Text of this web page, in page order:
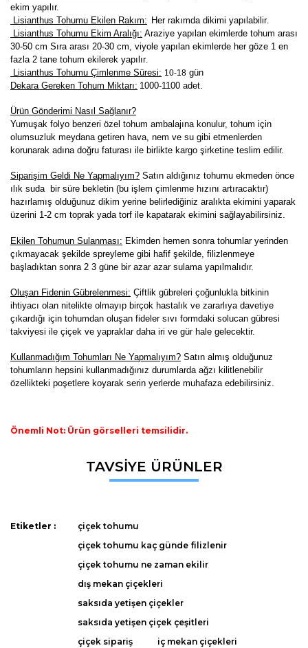
ekim yapılır.
Lisianthus Tohumu Ekilen Rakım: Her rakımda dikimi yapılabilir.
Lisianthus Tohumu Ekim Aralığı: Araziye yapılan ekimlerde tohum arası
30-50 cm Sıra arası 20-30 cm, viyole yapılan ekimlerde her göze 1 en
fazla 2 tane tohum ekilerek yapılır.
Lisianthus Tohumu Çimlenme Süresi: 10-18 gün
Dekara Gereken Tohum Miktarı: 1000-1100 adet.
Ürün Gönderimi Nasıl Sağlanır?
Yumuşak folyo benzeri özel tohum ambalajına konulur, tohum için
olumsuzluk meydana getiren hava, nem ve su gibi etmenlerden
korunarak adına doğru faturası ile birlikte kargo şirketine teslim edilir.
Siparişim Geldi Ne Yapmalıyım? Satın aldığınız tohumu ekmeden önce
ılık suda bir süre bekletin (bu işlem çimlenme hızını artıracaktır)
hazırlamış olduğunuz dikim yerine belirlediğiniz aralıkta ekimini yaparak
üzerini 1-2 cm toprak yada torf ile kapatarak ekimini sağlayabilirsiniz.
Ekilen Tohumun Sulanması: Ekimden hemen sonra tohumlar yerinden
çıkmayacak şekilde spreyleme gibi hafif şekilde, filizlenmeye
başladıktan sonra 2 3 güne bir azar azar sulama yapılmalıdır.
Oluşan Fidenin Gübrelenmesi: Çiftlik gübreleri çoğunlukla bitkinin
ihtiyacı olan nitelikte olmayıp birçok hastalık ve zararlıya davetiye
çıkardığı için tohumdan oluşan fideler sıvı formdaki solucan gübresi
takviyesi ile çiçek ve yapraklar daha iri ve gür hale gelecektir.
Kullanmadığım Tohumları Ne Yapmalıyım? Satın almış olduğunuz
tohumların hepsini kullanmadığınız durumlarda ağzı kilitlenebilir
özellikteki poşetlere koyarak serin yerlerde muhafaza edebilirsiniz.
Önemli Not: Ürün görselleri temsilidir.
Bu ürüne ilk yorumu siz yapın!
Yorum Yaz
Bu ürünün fiyat bilgisi, resim, ürün açıklamalarında ve diğer
konularda yetersiz gördüğünüz noktaları öneri formunu
TAVSİYE ÜRÜNLER
Etiketler :
çiçek tohumu
çiçek tohumu kaç günde filizlenir
çiçek tohumu ne zaman ekilir
dış mekan çiçekleri
saksıda yetişen çiçekler
saksıda yetişen çiçek çeşitleri
çiçek sipariş
iç mekan çiçekleri